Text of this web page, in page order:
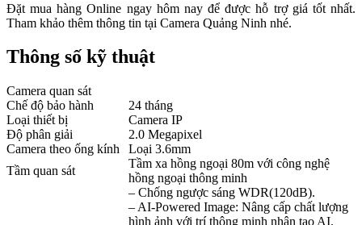
Đặt mua hàng Online ngay hôm nay để được hỗ trợ giá tốt nhất.
Tham khảo thêm thông tin tại Camera Quảng Ninh nhé.
Thông số kỹ thuật
Camera quan sát
Chế độ bảo hành
24 tháng
Loại thiết bị
Camera IP
Độ phân giải
2.0 Megapixel
Camera theo ống kính
Loại 3.6mm
Tầm quan sát
Tầm xa hồng ngoại 80m với công nghệ
hồng ngoại thông minh
– Chống ngược sáng WDR(120dB).
– AI-Powered Image: Nâng cấp chất lượng
hình ảnh với trí thông minh nhân tạo AI.